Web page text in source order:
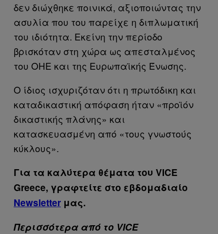
δεν διώχθηκε ποινικά, αξιοποιώντας την
ασυλία που του παρείχε η διπλωματική
του ιδιότητα. Εκείνη την περίοδο
βρισκόταν στη χώρα ως απεσταλμένος
του ΟΗΕ και της Ευρωπαϊκής Ένωσης.
O ίδιος ισχυριζόταν ότι η πρωτόδικη και
καταδικαστική απόφαση ήταν «προϊόν
δικαστικής πλάνης» και
κατασκευασμένη από «τους γνωστούς
κύκλους».
Για τα καλύτερα θέματα του VICE
Greece, γραφτείτε στο εβδομαδιαίο
Newsletter μας.
Περισσότερα από το VICE